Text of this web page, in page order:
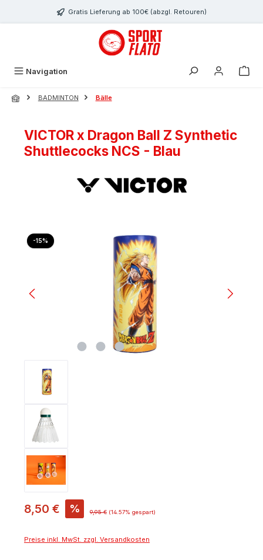
Zum Hauptinhalt springenGratis Lieferung ab 100€ (abzgl. Retouren)
Navigation
BADMINTON Bälle
VICTOR x Dragon Ball Z Synthetic
Shuttlecocks NCS - Blau
Bildergalerie überspringen
-15% Rabatt
8,50 € % 9,95 € (14.57% gespart)
Preise inkl. MwSt. zzgl. Versandkosten